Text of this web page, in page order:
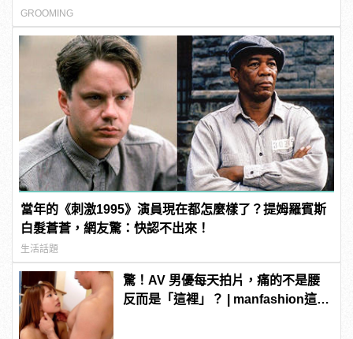
GROOMING
當年的《刺激1995》演員現在都怎麼樣了？提姆羅賓斯
白髮蒼蒼，網友驚：快認不出來！
生活話題
驚！AV 男優每天拍片，痛的不是腰
反而是「這裡」？ | manfashion這樣